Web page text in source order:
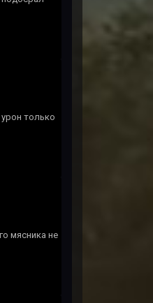
только
мясника не